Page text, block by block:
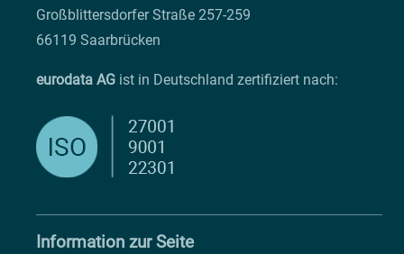
Großblittersdorfer Straße 257-259
66119 Saarbrücken
eurodata AG ist in Deutschland zertifiziert nach:
Information zur Seite